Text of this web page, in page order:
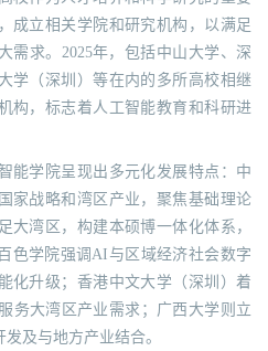
成立相关学院和研究机构，以满足
需求。2025年，包括中山大学、深
学（深圳）等在内的多所高校相继
构，标志着人工智能教育和科研进
能学院呈现出多元化发展特点：中
家战略和湾区产业，聚焦基础理论
大湾区，构建本硕博一体化体系，
色学院强调AI与区域经济社会数字
化升级；香港中文大学（深圳）着
务大湾区产业需求；广西大学则立
及与地方产业结合。